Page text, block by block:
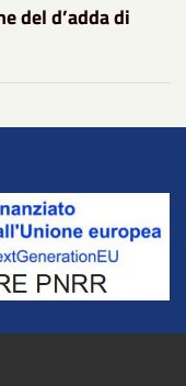
del d’adda di